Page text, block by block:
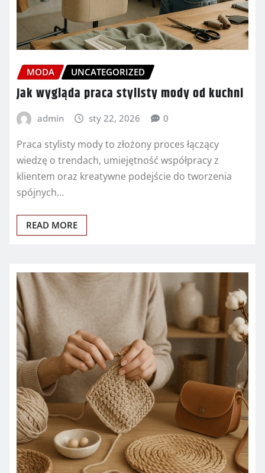
MODA UNCATEGORIZED
Jak wygląda praca stylisty mody od kuchni
admin sty 22, 2026 0
Praca stylisty mody to złożony proces łączący
wiedzę o trendach, umiejętność współpracy z
klientem oraz kreatywne podejście do tworzenia
spójnych…
READ MORE